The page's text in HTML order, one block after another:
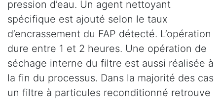
pression d’eau. Un agent nettoyant
spécifique est ajouté selon le taux
d’encrassement du FAP détecté. L’opération
dure entre 1 et 2 heures. Une opération de
séchage interne du filtre est aussi réalisée à
la fin du processus. Dans la majorité des cas
un filtre à particules reconditionné retrouve